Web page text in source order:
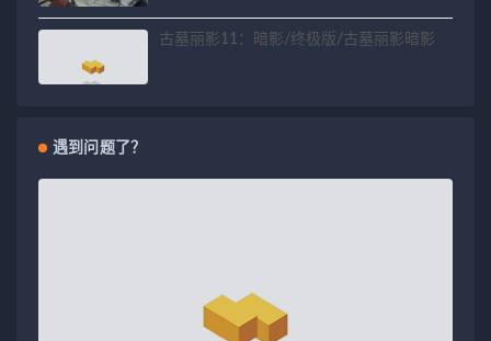
古墓丽影11：暗影/终极版/古墓丽影暗影
遇到问题了？